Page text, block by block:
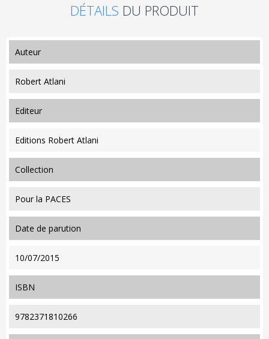
DÉTAILS DU PRODUIT
auteur
Robert Atlani
editeur
Editions Robert Atlani
collection
Pour la PACES
date de parution
10/07/2015
ISBN
9782371810266